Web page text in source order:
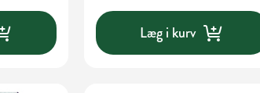
Læg i kurv